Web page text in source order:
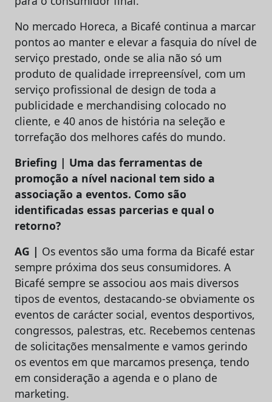
No mercado Horeca, a Bicafé continua a marcar
pontos ao manter e elevar a fasquia do nível de
serviço prestado, onde se alia não só um
produto de qualidade irrepreensível, com um
serviço profissional de design de toda a
publicidade e merchandising colocado no
cliente, e 40 anos de história na seleção e
torrefação dos melhores cafés do mundo.
Briefing | Uma das ferramentas de
promoção a nível nacional tem sido a
associação a eventos. Como são
identificadas essas parcerias e qual o
retorno?
AG | Os eventos são uma forma da Bicafé estar
sempre próxima dos seus consumidores. A
Bicafé sempre se associou aos mais diversos
tipos de eventos, destacando-se obviamente os
eventos de carácter social, eventos desportivos,
congressos, palestras, etc. Recebemos centenas
de solicitações mensalmente e vamos gerindo
os eventos em que marcamos presença, tendo
em consideração a agenda e o plano de
marketing.